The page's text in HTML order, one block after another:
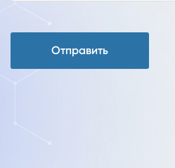
Отправить